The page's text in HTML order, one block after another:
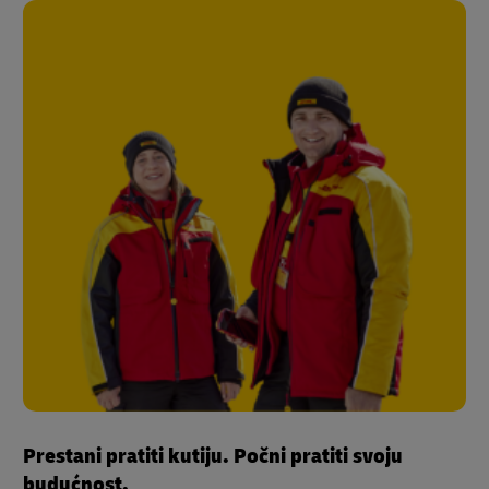
Prestani pratiti kutiju. Počni pratiti svoju